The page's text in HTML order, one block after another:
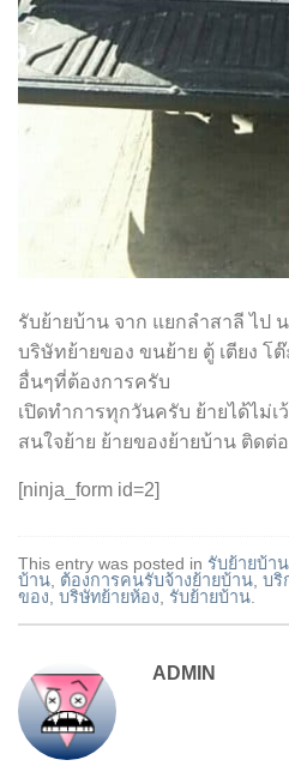
รับย้ายบ้าน จาก แยกลำสาลี ไป
บริษัทย้ายของ ขนย้าย ตู้ เตียง โ
อื่นๆที่ต้องการครับ
เปิดทำการทุกวันครับ ย้ายได้ไม่เ
สนใจย้าย ย้ายของย้ายบ้าน ติดต่
[ninja_form id=2]
This entry was posted in รับย้ายบ้าน
บ้าน ต้องการคนรับจ้างย้ายบ้าน บริ
ของ บริษัทย้ายห้อง รับย้ายบ้าน
ADMIN